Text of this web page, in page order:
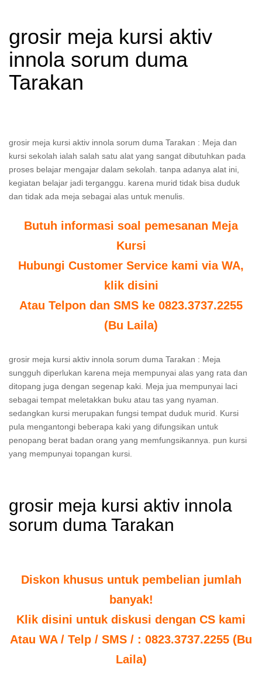
grosir meja kursi aktiv
innola sorum duma
Tarakan
grosir meja kursi aktiv innola sorum duma Tarakan : Meja dan
kursi sekolah ialah salah satu alat yang sangat dibutuhkan pada
proses belajar mengajar dalam sekolah. tanpa adanya alat ini,
kegiatan belajar jadi terganggu. karena murid tidak bisa duduk
dan tidak ada meja sebagai alas untuk menulis.
Butuh informasi soal pemesanan Meja
Kursi
Hubungi Customer Service kami via WA,
klik disini
Atau Telpon dan SMS ke 0823.3737.2255
(Bu Laila)
grosir meja kursi aktiv innola sorum duma Tarakan : Meja
sungguh diperlukan karena meja mempunyai alas yang rata dan
ditopang juga dengan segenap kaki. Meja jua mempunyai laci
sebagai tempat meletakkan buku atau tas yang nyaman.
sedangkan kursi merupakan fungsi tempat duduk murid. Kursi
pula mengantongi beberapa kaki yang difungsikan untuk
penopang berat badan orang yang memfungsikannya. pun kursi
yang mempunyai topangan kursi.
grosir meja kursi aktiv innola
sorum duma Tarakan
Diskon khusus untuk pembelian jumlah
banyak!
Klik disini untuk diskusi dengan CS kami
Atau WA / Telp / SMS / : 0823.3737.2255 (Bu
Laila)